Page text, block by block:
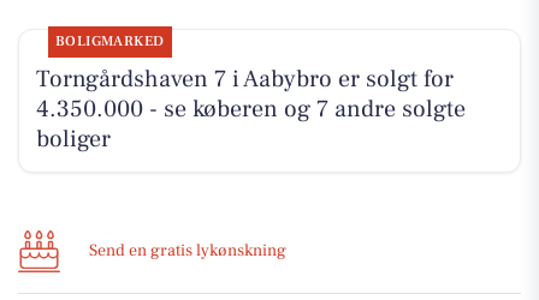
BOLIGMARKED
Torngårdshaven 7 i Aabybro er solgt for
4.350.000 - se køberen og 7 andre solgte
boliger
Send en gratis lykønskning